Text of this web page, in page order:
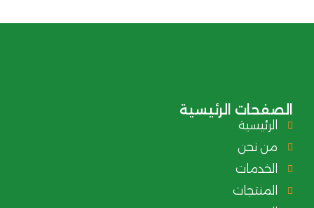
الصفحات الرئيسية
الرئيسية
من نحن
الخدمات
المنتجات